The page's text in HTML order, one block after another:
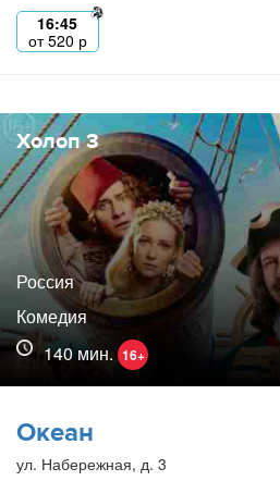
16:45
от520 р
Холоп 3
Россия
Комедия
140 мин. 16+
Океан
ул. Набережная, д. 3